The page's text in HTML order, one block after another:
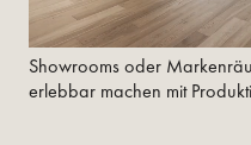
Showrooms oder
erlebbar machen mit